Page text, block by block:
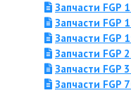
Запчасти FGP
Запчасти FGP
Запчасти FGP
Запчасти FGP
Запчасти FGP
Запчасти FGP